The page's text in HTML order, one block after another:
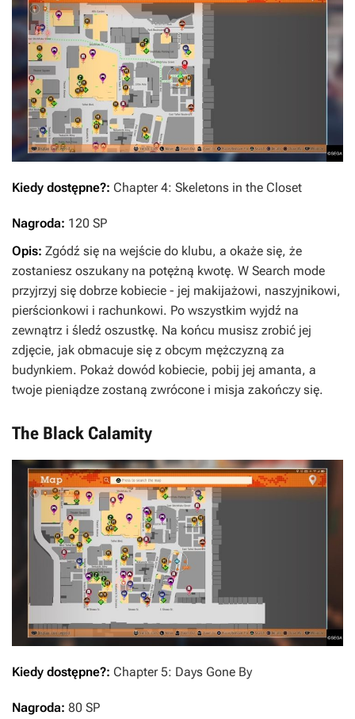
Kiedy dostępne?: Chapter 4: Skeletons in the Closet
Nagroda: 120 SP
Opis: Zgódź się na wejście do klubu, a okaże się, że
zostaniesz oszukany na potężną kwotę. W Search mode
przyjrzyj się dobrze kobiecie - jej makijażowi, naszyjnikowi,
pierścionkowi i rachunkowi. Po wszystkim wyjdź na
zewnątrz i śledź oszustkę. Na końcu musisz zrobić jej
zdjęcie, jak obmacuje się z obcym mężczyzną za
budynkiem. Pokaż dowód kobiecie, pobij jej amanta, a
twoje pieniądze zostaną zwrócone i misja zakończy się.
The Black Calamity
Kiedy dostępne?: Chapter 5: Days Gone By
Nagroda: 80 SP